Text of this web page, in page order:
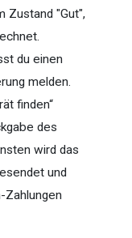
Zustand "Gut",
du einen
melden.
finden“
des
wird das
und
Zahlungen